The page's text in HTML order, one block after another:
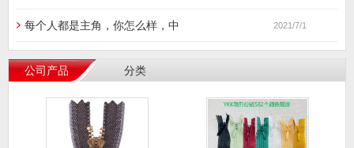
每个人都是主角，你怎么样，中 2021/7/1
公司产品 分类